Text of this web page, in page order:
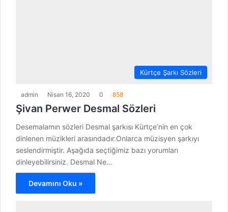
Kürtçe Şarkı Sözleri
admin Nisan 16, 2020 0 858
Şivan Perwer Desmal Sözleri
Desemalamın sözleri Desmal şarkısı Kürtçe’nin en çok
dinlenen müzikleri arasındadır.Onlarca müzisyen şarkıyı
seslendirmiştir. Aşağıda seçtiğimiz bazı yorumları
dinleyebilirsiniz. Desmal Ne…
Devamını Oku »